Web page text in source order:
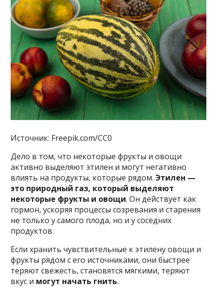
Источник: Freepik.com/CC0
Дело в том, что некоторые фрукты и овощи
активно выделяют этилен и могут негативно
влиять на продукты, которые рядом.Этилен —
это природный газ, который выделяют
некоторые фрукты и овощи. Он действует как
гормон, ускоряя процессы созревания и старения
не только у самого плода, но и у соседних
продуктов.
Если хранить чувствительные к этилену овощи и
фрукты рядом с его источниками, они быстрее
теряют свежесть, становятся мягкими, теряют
вкус и могут начать гнить.​